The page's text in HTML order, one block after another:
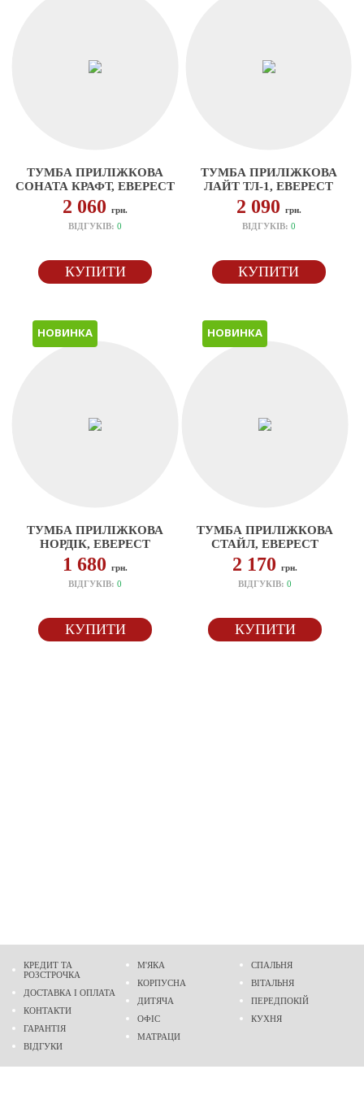
ТУМБА ПРИЛІЖКОВА
СОНАТА КРАФТ, ЕВЕРЕСТ
2 060грн.
ВІДГУКІВ:0
КУПИТИ
ТУМБА ПРИЛІЖКОВА
ЛАЙТ ТЛ-1, ЕВЕРЕСТ
2 090 грн.
ВІДГУКІВ: 0
КУПИТИ
НОВИНКА
ТУМБА ПРИЛІЖКОВА
НОРДІК, ЕВЕРЕСТ
1 680грн.
ВІДГУКІВ:0
КУПИТИ
НОВИНКА
ТУМБА ПРИЛІЖКОВА
СТАЙЛ, ЕВЕРЕСТ
2 170грн.
ВІДГУКІВ:0
КУПИТИ
КРЕДИТ ТА
РОЗСТРОЧКА
ДОСТАВКА І ОПЛАТА
КОНТАКТИ
ГАРАНТІЯ
ВІДГУКИ
М'ЯКА
КОРПУСНА
ДИТЯЧА
ОФІС
МАТРАЦИ
СПАЛЬНЯ
ВІТАЛЬНЯ
ПЕРЕДПОКІЙ
КУХНЯ